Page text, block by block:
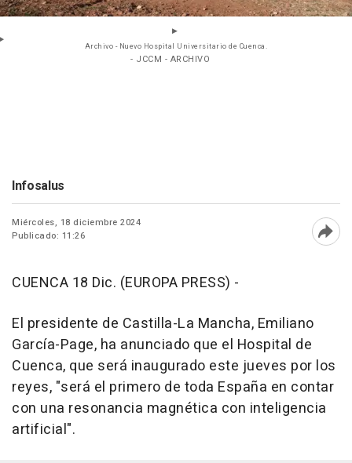
Archivo - Nuevo Hospital Universitario de Cuenca.
- JCCM - ARCHIVO
Infosalus
Miércoles, 18 diciembre 2024
Publicado: 11:26
CUENCA 18 Dic. (EUROPA PRESS) -
El presidente de Castilla-La Mancha, Emiliano
García-Page, ha anunciado que el Hospital de
Cuenca, que será inaugurado este jueves por los
reyes, "será el primero de toda España en contar
con una resonancia magnética con inteligencia
artificial".